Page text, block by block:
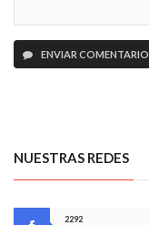
ENVIAR COMENTARIO
NUESTRAS REDES
2292